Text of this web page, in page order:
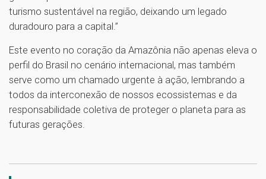
turismo sustentável na região, deixando um legado
duradouro para a capital.”
Este evento no coração da Amazônia não apenas eleva o
perfil do Brasil no cenário internacional, mas também
serve como um chamado urgente à ação, lembrando a
todos da interconexão de nossos ecossistemas e da
responsabilidade coletiva de proteger o planeta para as
futuras gerações.